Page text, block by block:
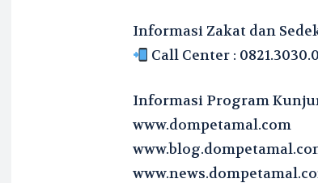
Informasi Zakat dan
Call Center :
Informasi Program
www.dompetamal.com